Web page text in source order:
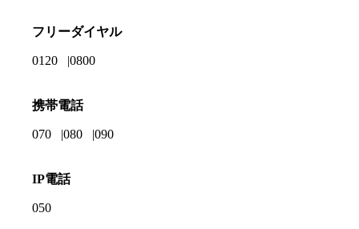
フリーダイヤル
0120 0800
携帯電話
070 080 090
IP電話
050